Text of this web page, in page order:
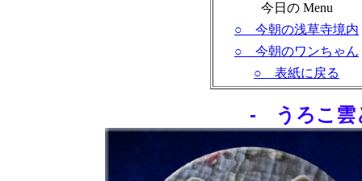
今日の Menu
○ 今朝の浅草寺境内
○ 今朝のワンちゃん
○ 表紙に戻る
- うろこ雲